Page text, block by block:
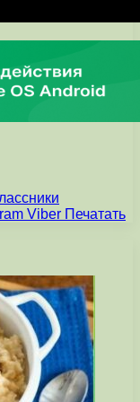
Viber Печатать